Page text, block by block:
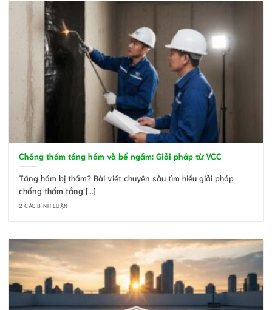
Chống thấm tầng hầm và bể ngầm: Giải pháp từ VCC
Tầng hầm bị thấm? Bài viết chuyên sâu tìm hiểu giải pháp
chống thấm tầng [...]
2 CÁC BÌNH LUẬN